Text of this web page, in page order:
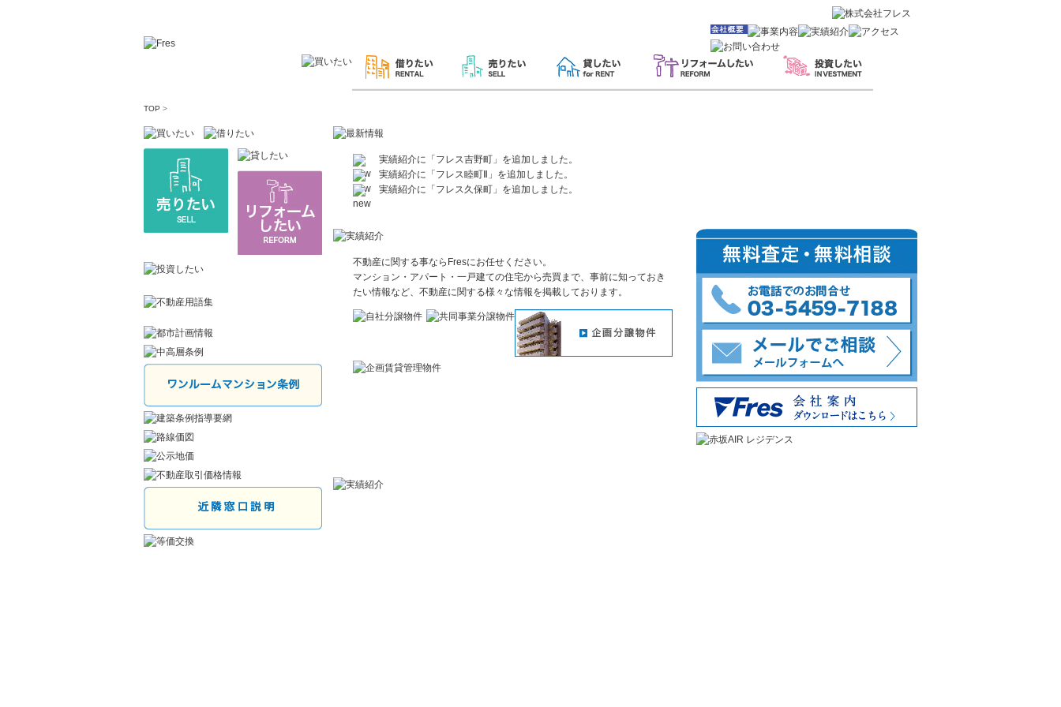
TOP >
実績紹介に「フレス吉野町」を追加しました。
実績紹介に「フレス睦町Ⅱ」を追加しました。
実績紹介に「フレス久保町」を追加しました。
不動産に関する事ならFresにお任せください。
マンション・アパート・一戸建ての住宅から売買まで、事前に知っておき
たい情報など、不動産に関する様々な情報を掲載しております。